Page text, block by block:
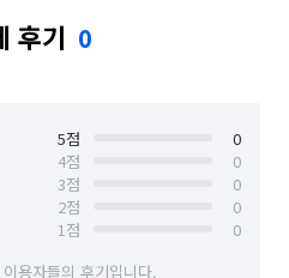
후기 0
5점
0
4점
0
3점
0
2점
0
1점
0
용자들의 후기입니다.